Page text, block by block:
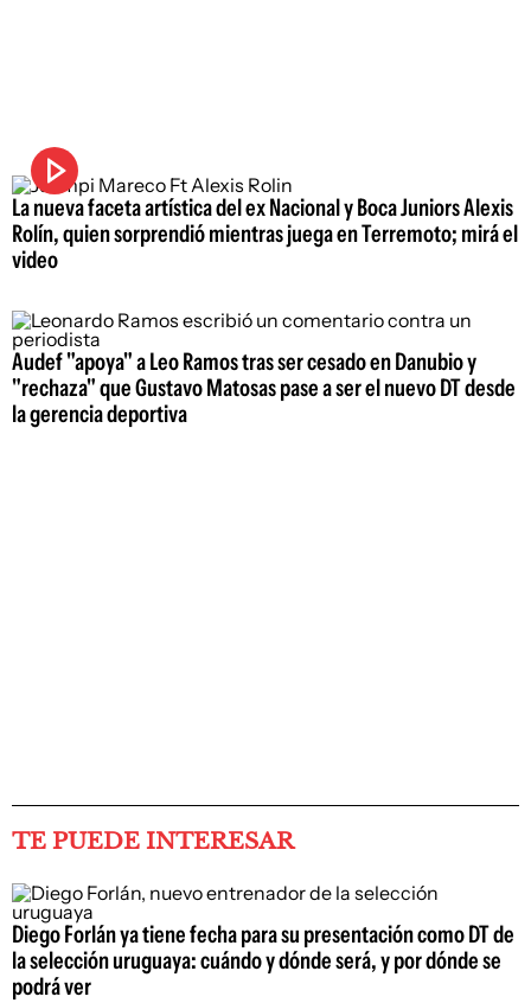
La nueva faceta artística del ex Nacional y Boca Juniors Alexis
Rolín, quien sorprendió mientras juega en Terremoto; mirá el
video
Audef "apoya" a Leo Ramos tras ser cesado en Danubio y
"rechaza" que Gustavo Matosas pase a ser el nuevo DT desde
la gerencia deportiva
TE PUEDE INTERESAR
Diego Forlán ya tiene fecha para su presentación como DT de
la selección uruguaya: cuándo y dónde será, y por dónde se
podrá ver